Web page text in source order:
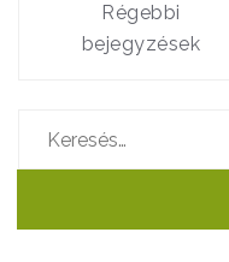
navigáció
Régebbi
bejegyzések